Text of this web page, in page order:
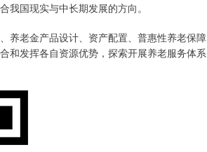
国现实与中长期发展的方向。
老金产品设计、资产配置、普惠性养老保障
和发挥各自资源优势，探索开展养老服务体系